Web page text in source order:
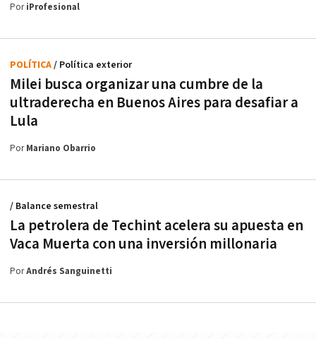
PoriProfesional
Milei busca organizar una cumbre de la
ultraderecha en Buenos Aires para desafiar a
Lula
POLÍTICA/ Política exterior
PorMariano Obarrio
La petrolera de Techint acelera su apuesta en
Vaca Muerta con una inversión millonaria
/ Balance semestral
PorAndrés Sanguinetti